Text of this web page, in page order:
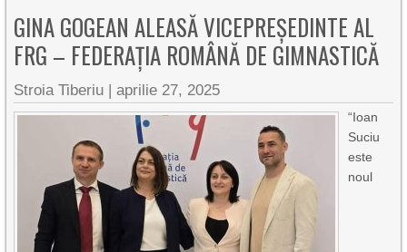
GINA GOGEAN ALEASĂ VICEPREȘEDINTE AL
FRG – FEDERAȚIA ROMÂNĂ DE GIMNASTICĂ
Stroia Tiberiu |aprilie 27, 2025
“Ioan
Suciu
este
noul